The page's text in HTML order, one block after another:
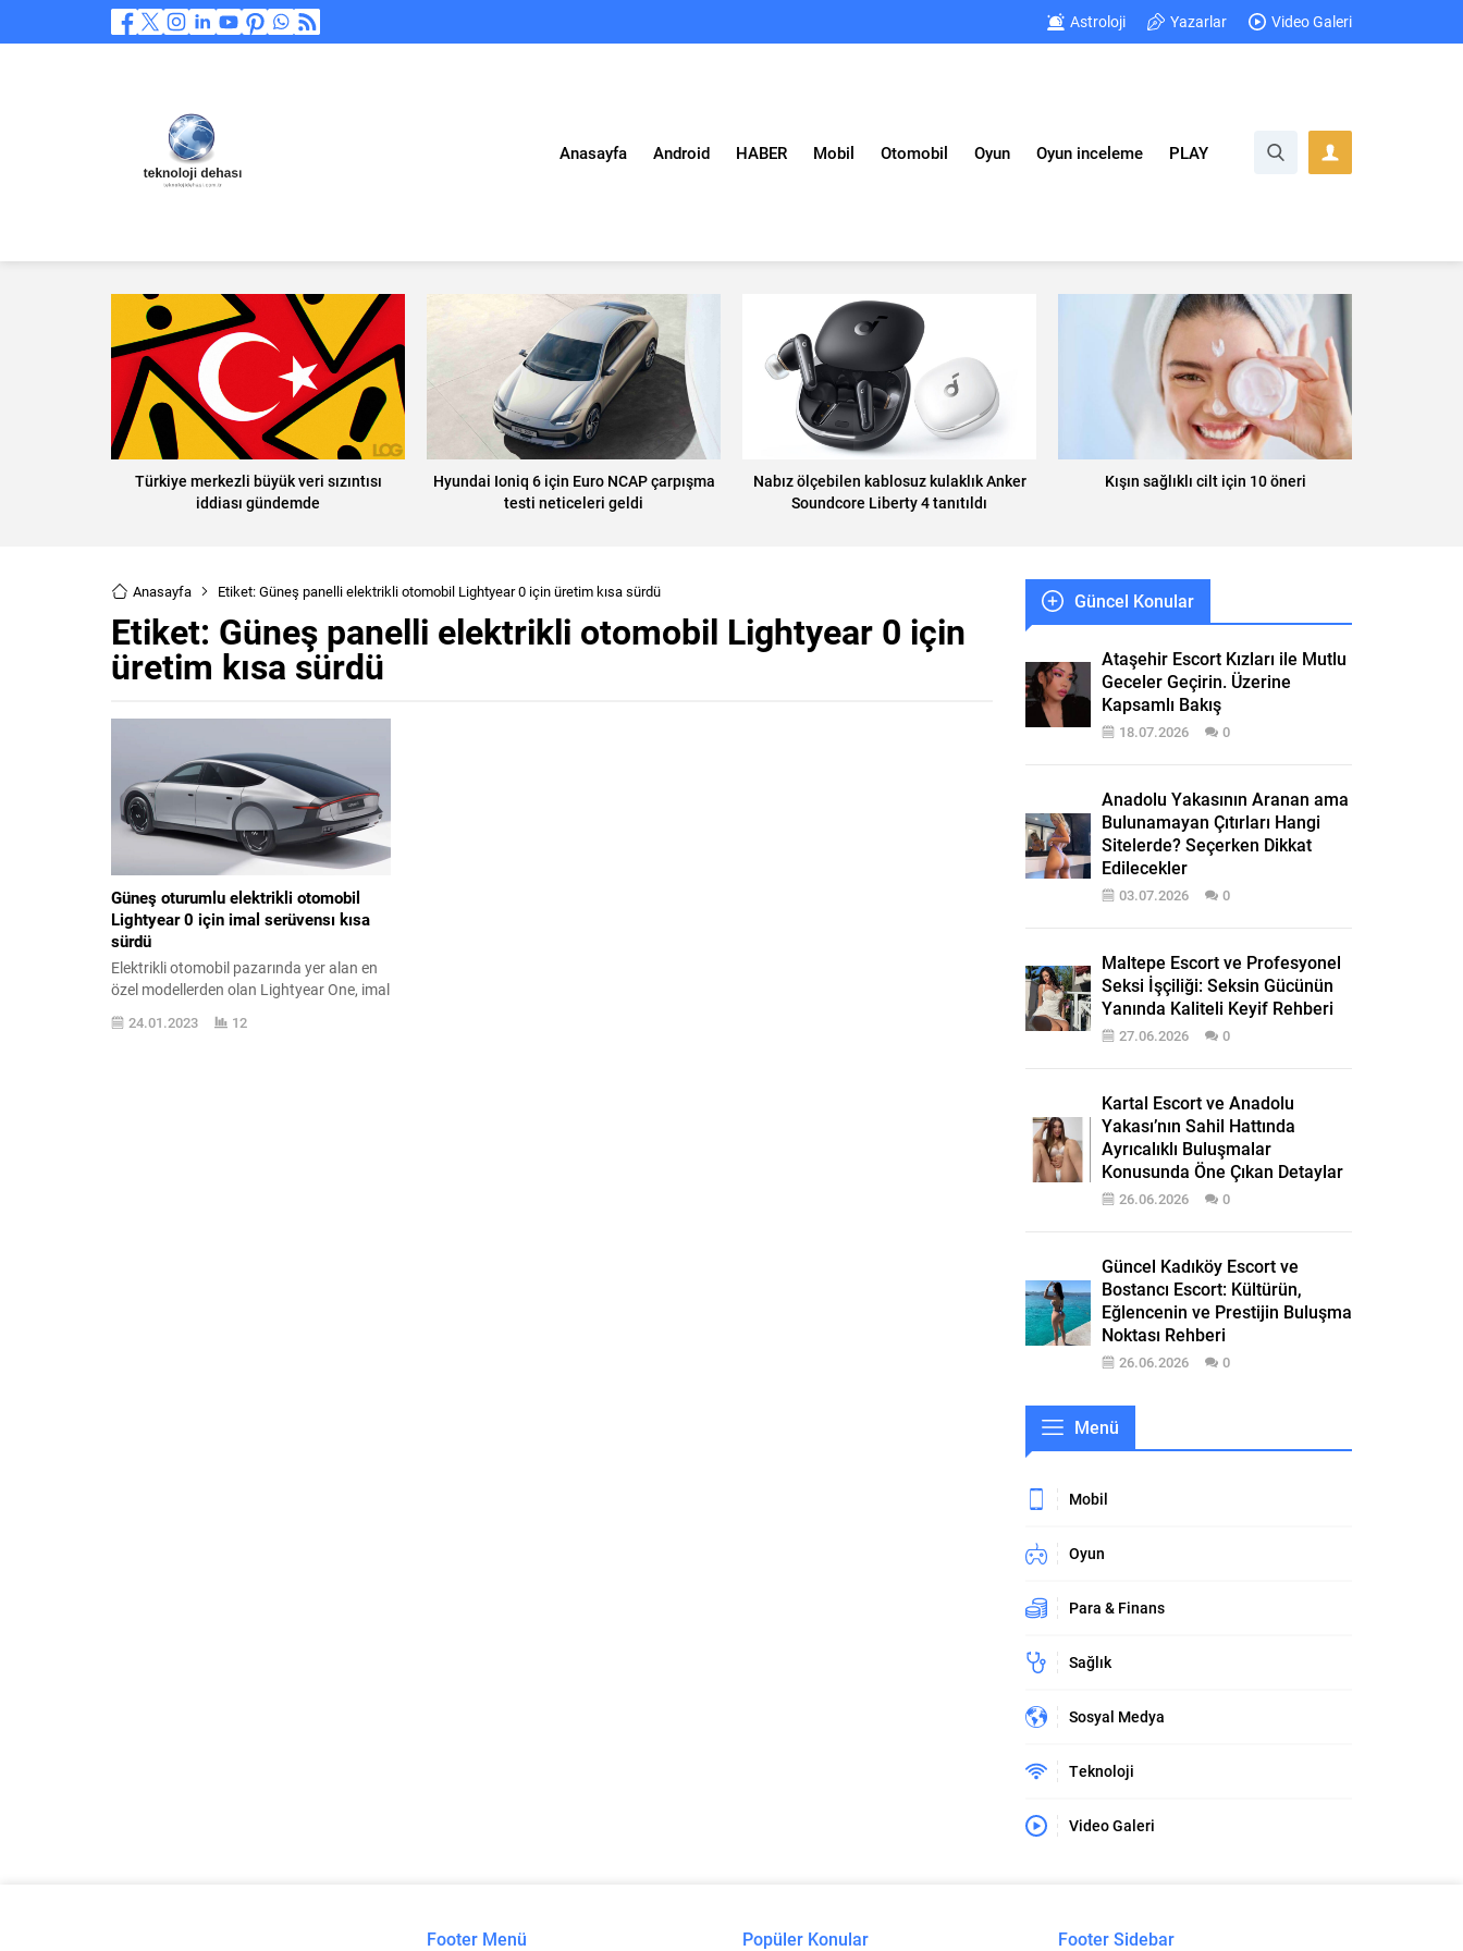
Astroloji Yazarlar Video Galeri
Anasayfa Android HABER Mobil Otomobil Oyun Oyun inceleme PLAY
Türkiye merkezli büyük veri sızıntısı
iddiası gündemde
Hyundai Ioniq 6 için Euro NCAP çarpışma
testi neticeleri geldi
Nabız ölçebilen kablosuz kulaklık Anker
Soundcore Liberty 4 tanıtıldı
Kışın sağlıklı cilt için 10 öneri
Anasayfa Etiket: Güneş panelli elektrikli otomobil Lightyear 0 için üretim kısa sürdü
Etiket: Güneş panelli elektrikli otomobil Lightyear 0 için
üretim kısa sürdü
Güneş oturumlu elektrikli otomobil
Lightyear 0 için imal serüvensı kısa
sürdü
Elektrikli otomobil pazarında yer alan en
özel modellerden olan Lightyear One, imal
versiyonuyla Lightyear 0 olarak karşımıza
çıkmıştı. Lightyear One çok uzun süre
24.01.2023 12
Güncel Konular
Ataşehir Escort Kızları ile Mutlu
Geceler Geçirin. Üzerine
Kapsamlı Bakış
18.07.2026 0
Anadolu Yakasının Aranan ama
Bulunamayan Çıtırları Hangi
Sitelerde? Seçerken Dikkat
Edilecekler
03.07.2026 0
Maltepe Escort ve Profesyonel
Seksi İşçiliği: Seksin Gücünün
Yanında Kaliteli Keyif Rehberi
27.06.2026 0
Kartal Escort ve Anadolu
Yakası’nın Sahil Hattında
Ayrıcalıklı Buluşmalar
Konusunda Öne Çıkan Detaylar
26.06.2026 0
Güncel Kadıköy Escort ve
Bostancı Escort: Kültürün,
Eğlencenin ve Prestijin Buluşma
Noktası Rehberi
26.06.2026 0
Menü
Mobil
Oyun
Para & Finans
Sağlık
Sosyal Medya
Teknoloji
Video Galeri
Footer Menü Popüler Konular Footer Sidebar